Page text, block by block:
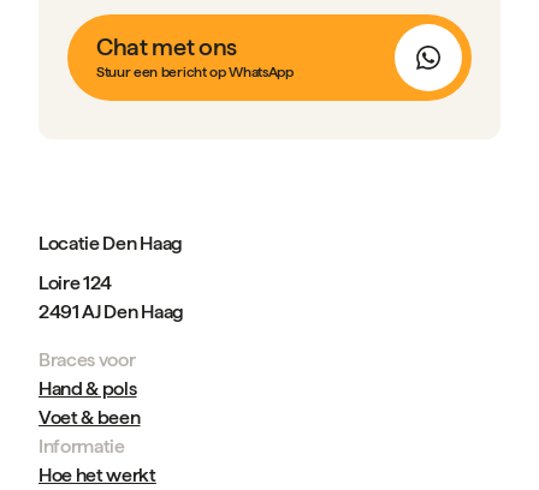
Chat met ons
Stuur een bericht op WhatsApp
Locatie Den Haag
Loire 124
2491 AJ Den Haag
Braces voor
Hand & pols
Voet & been
Informatie
Hoe het werkt